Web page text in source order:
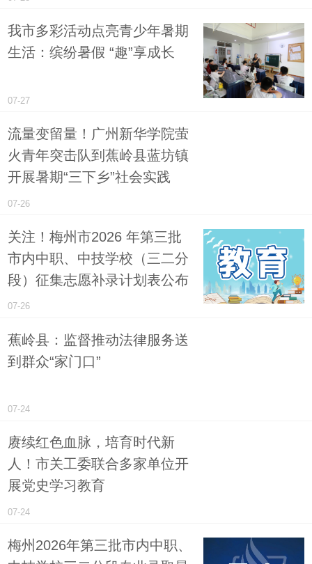
我市多彩活动点亮青少年暑期
生活：缤纷暑假 “趣”享成长
07-27
流量变留量！广州新华学院萤
火青年突击队到蕉岭县蓝坊镇
开展暑期“三下乡”社会实践
07-26
关注！梅州市2026 年第三批
市内中职、中技学校（三二分
段）征集志愿补录计划表公布
07-26
蕉岭县：监督推动法律服务送
到群众“家门口”
07-24
赓续红色血脉，培育时代新
人！市关工委联合多家单位开
展党史学习教育
07-24
梅州2026年第三批市内中职、